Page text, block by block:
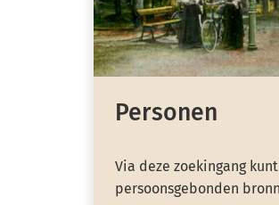
Personen
Via deze zoekingang
persoonsgebonden